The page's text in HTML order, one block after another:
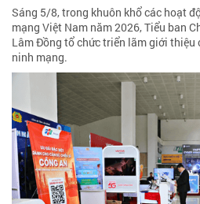
Sáng 5/8, trong khuôn khổ các hoạt
mạng Việt Nam năm 2026, Tiểu ban
Lâm Đồng tổ chức triển lãm giới thiệu
ninh mạng.